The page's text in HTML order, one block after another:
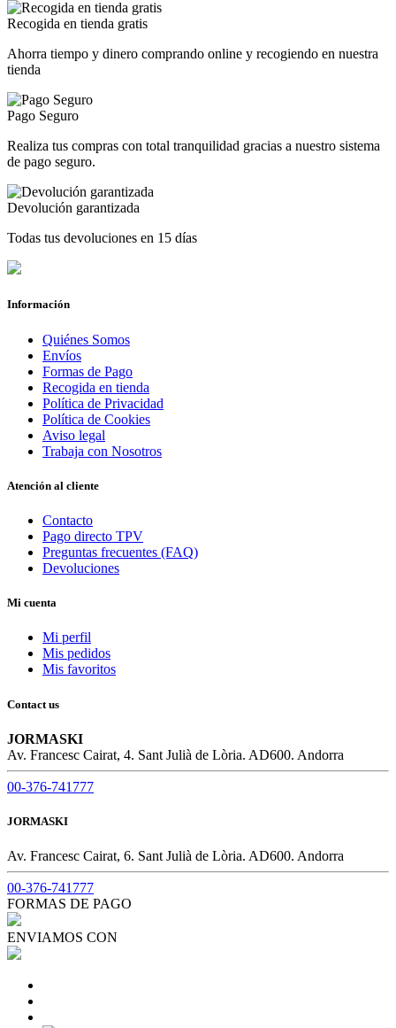
Recogida en tienda gratis
Ahorra tiempo y dinero comprando online y recogiendo en nuestra
tienda
Pago Seguro
Realiza tus compras con total tranquilidad gracias a nuestro sistema
de pago seguro.
Devolución garantizada
Todas tus devoluciones en 15 días
Información
Quiénes Somos
Envíos
Formas de Pago
Recogida en tienda
Política de Privacidad
Política de Cookies
Aviso legal
Trabaja con Nosotros
Atención al cliente
Contacto
Pago directo TPV
Preguntas frecuentes (FAQ)
Devoluciones
Mi cuenta
Mi perfil
Mis pedidos
Mis favoritos
Contact us
JORMASKI
Av. Francesc Cairat, 4. Sant Julià de Lòria. AD600. Andorra
00-376-741777
JORMASKI
Av. Francesc Cairat, 6. Sant Julià de Lòria. AD600. Andorra
00-376-741777
FORMAS DE PAGO
ENVIAMOS CON